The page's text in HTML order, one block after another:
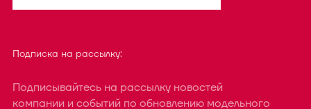
Подписка на рассылку:
Подписывайтесь на рассылку новостей
компании и событий по обновлению модельного